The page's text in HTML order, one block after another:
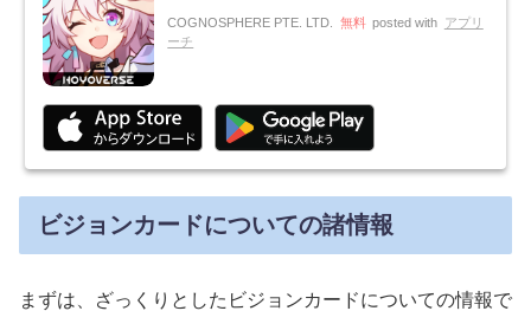
COGNOSPHERE PTE. LTD. 無料 posted with アプリ
ーチ
ビジョンカードについての諸情報
まずは、ざっくりとしたビジョンカードについての情報で